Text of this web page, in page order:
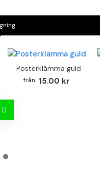
Posterklämma guld
15.00 kr